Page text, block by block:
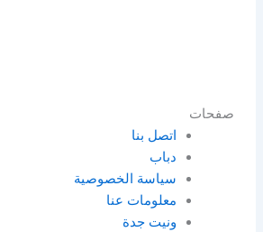
صفحات
اتصل بنا
دباب
سياسة الخصوصية
معلومات عنا
ونيت جدة